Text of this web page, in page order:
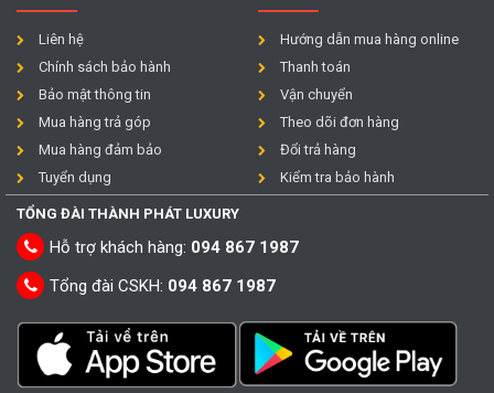
Liên hệ
Chính sách bảo hành
Bảo mật thông tin
Mua hàng trả góp
Mua hàng đảm bảo
Tuyển dụng
Hướng dẫn mua hàng online
Thanh toán
Vận chuyển
Theo dõi đơn hàng
Đổi trả hàng
Kiểm tra bảo hành
TỔNG ĐÀI THÀNH PHÁT LUXURY
Hỗ trợ khách hàng: 094 867 1987
Tổng đài CSKH: 094 867 1987